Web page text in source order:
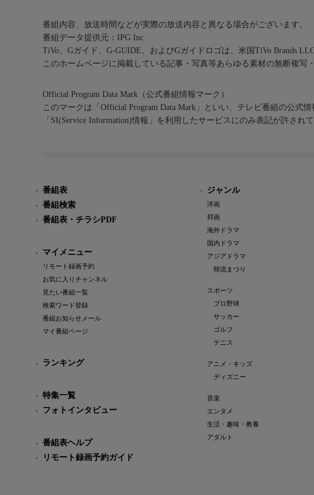
番組内容、放送時間などが実際の放送内容と異なる場合がございます。
番組データ提供元：IPG Inc.
TiVo、Gガイド、G-GUIDE、およびGガイドロゴは、米国TiVo Brands
このホームページに掲載している記事・写真等あらゆる素材の無断複写
Official Program Data Mark（公式番組情報マーク）
このマークは「Official Program Data Mark」といい、テレビ番組の公式情
「SI(Service Information)情報」を利用したサービスにのみ表記が許され
番組表
番組検索
番組表・チラシPDF
マイメニュー
リモート録画予約
お気に入りチャンネル
見たい番組一覧
検索ワード登録
番組お知らせメール
マイ番組ページ
ランキング
特集一覧
フォトインタビュー
番組表ヘルプ
リモート録画予約ガイド
ジャンル
洋画
邦画
海外ドラマ
国内ドラマ
アジアドラマ
韓流まつり
スポーツ
プロ野球
サッカー
ゴルフ
テニス
アニメ・キッズ
ディズニー
音楽
エンタメ
生活・趣味・教養
アダルト